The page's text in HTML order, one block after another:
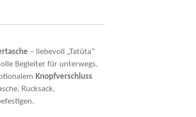
– liebevoll „Tatüta“
Begleiter für unterwegs.
Knopfverschluss
Rucksack,